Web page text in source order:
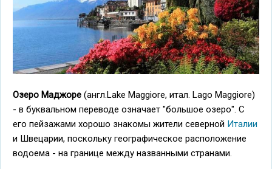
Озеро Маджоре (англ.Lake Maggiore, итал. Lago Maggiore)
- в буквальном переводе означает "большое озеро". С
его пейзажами хорошо знакомы жители северной Италии
и Швецарии, поскольку географическое расположение
водоема - на границе между названными странами.